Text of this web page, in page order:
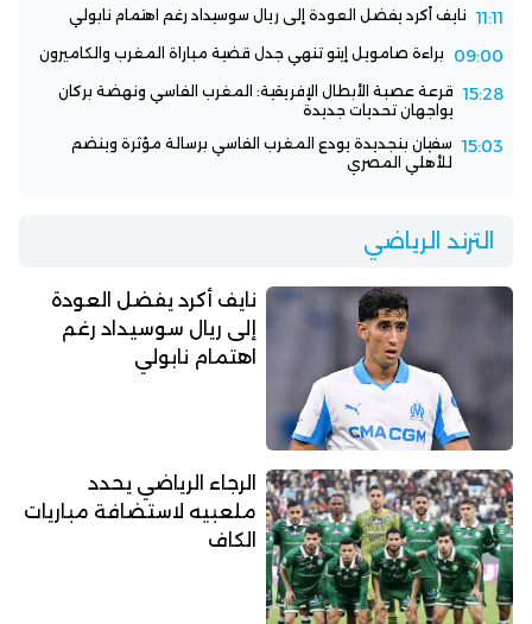
11:11 نايف أكرد يفضل العودة إلى ريال سوسيداد رغم اهتمام نابولي
09:00 براءة صامويل إيتو تنهي جدل قضية مباراة المغرب والكاميرون
15:28 قرعة عصبة الأبطال الإفريقية: المغرب الفاسي ونهضة بركان
يواجهان تحديات جديدة
15:03 سفيان بنجديدة يودع المغرب الفاسي برسالة مؤثرة وينضم
للأهلي المصري
الترند الرياضي
نايف أكرد يفضل العودة
إلى ريال سوسيداد رغم
اهتمام نابولي
الرجاء الرياضي يحدد
ملعبيه لاستضافة مباريات
الكاف